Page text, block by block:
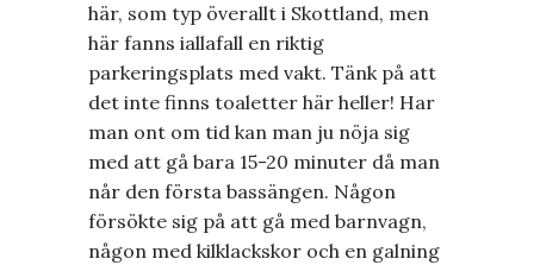
här, som typ överallt i Skottland, men
här fanns iallafall en riktig
parkeringsplats med vakt. Tänk på att
det inte finns toaletter här heller! Har
man ont om tid kan man ju nöja sig
med att gå bara 15-20 minuter då man
når den första bassängen. Någon
försökte sig på att gå med barnvagn,
någon med kilklackskor och en galning